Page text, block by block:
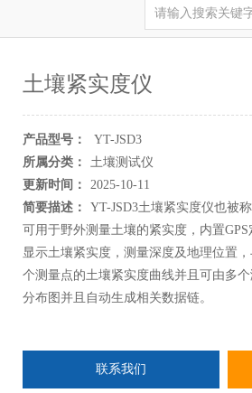
土壤紧实度仪
产品型号：
YT-JSD3
所属分类：
土壤测试仪
更新时间：
2025-10-11
简要描述：
YT-JSD3土壤紧实度仪也被
可用于野外测量土壤的紧实度，内置
显示土壤紧实度，测量深度及地理位置
个测量点的土壤紧实度曲线并且可由多
分布图并且自动生成相关数据链。
联系我们